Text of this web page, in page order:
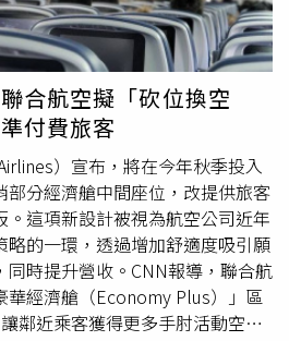
表現，並留意是否牽動台灣AI伺
國將公布第二季國內生產毛額
亞馬遜及蘋果發布財報，市場將關
需求表現，相關結果也可能牽動台
日則有美國6月核心個人消費支
、個人所得及支出數據出爐。阮
會最重視的通膨指標，其結果將
預期。同日，行政院主計總處也
值，AI出口是否持續挹注經濟成
。此外，阮慕驊也提到，輝達
26日公布，將是後續市場另一項
望，阮慕驊表示，若科技巨頭財
轉負，股市可能再度承壓；若聯
合航空擬「砍位換空
付費旅客
）宣布，將在今年秋季投入
部分經濟艙中間座位，改提供旅客
這項新設計被視為航空公司近年
的一環，透過增加舒適度吸引願
同時提升營收。CNN報導，聯合航
華經濟艙（Economy Plus）」區
鄰近乘客獲得更多手肘活動空